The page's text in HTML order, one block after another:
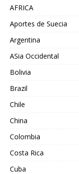
AFRICA
Aportes de Suecia
Argentina
ASia Occidental
Bolivia
Brazil
Chile
China
Colombia
Costa Rica
Cuba